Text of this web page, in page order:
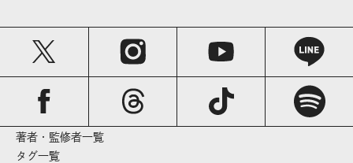
著者・監修者一覧
タグ一覧